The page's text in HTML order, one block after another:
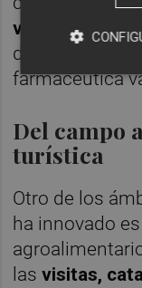
vegetales o
desarrollada
farmacéutica
Del campo
turística
Otro de los
ha innovado
lasvisitas,